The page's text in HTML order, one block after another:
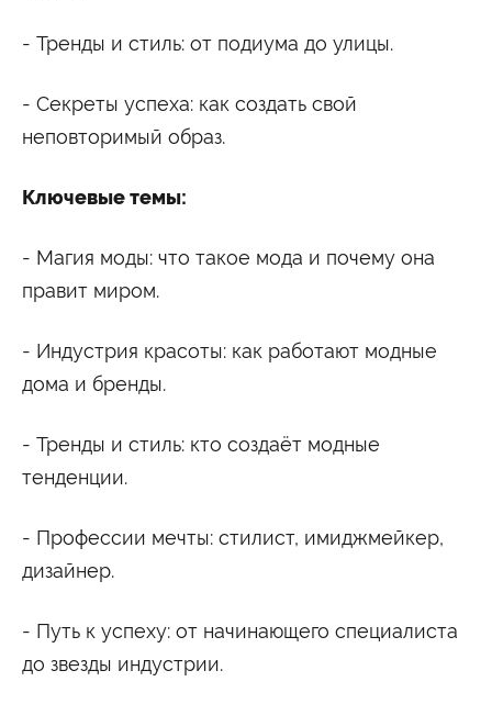
Министерство просвещения Российской
- Тренды и стиль: от подиума до улицы.
- Секреты успеха: как создать свой
неповторимый образ.
Ключевые темы:
- Магия моды: что такое мода и почему она
правит миром.
- Индустрия красоты: как работают модные
дома и бренды.
- Тренды и стиль: кто создаёт модные
тенденции.
- Профессии мечты: стилист, имиджмейкер,
дизайнер.
- Путь к успеху: от начинающего специалиста
до звезды индустрии.